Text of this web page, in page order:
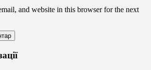
and website in this browser for the next